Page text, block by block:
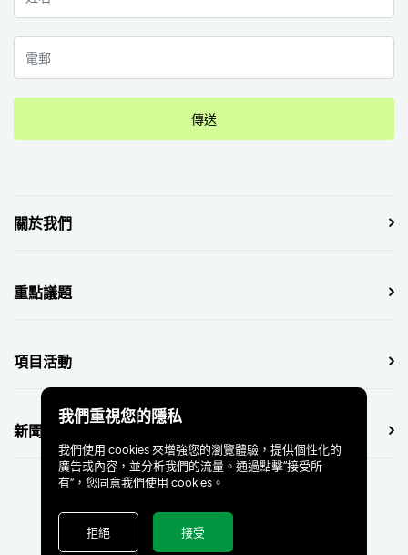
傳送
關於我們
重點議題
項目活動
新聞中心
我們重視您的隱私
我們使用 cookies 來增強您的瀏覽體驗，提供個性化的
廣告或內容，並分析我們的流量。通過點擊“接受所
有”，您同意我們使用 cookies。
拒絕 接受